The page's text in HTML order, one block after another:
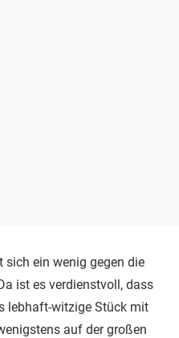
sich ein wenig gegen die
ist es verdienstvoll, dass
lebhaft-witzige Stück mit
auf der großen